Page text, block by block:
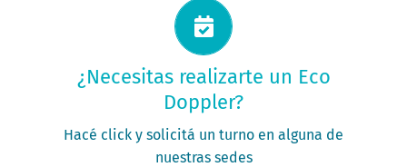
¿Necesitas realizarte un Eco
Doppler?
Hacé click y solicitá un turno en alguna de
nuestras sedes
Solicitá tu turno ahora
PEDIR MI TURNO